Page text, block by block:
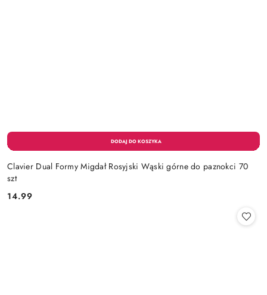
Clavier Dual Formy Migdał Rosyjski Wąski górne do paznokci 70
szt
Cena:
14.99